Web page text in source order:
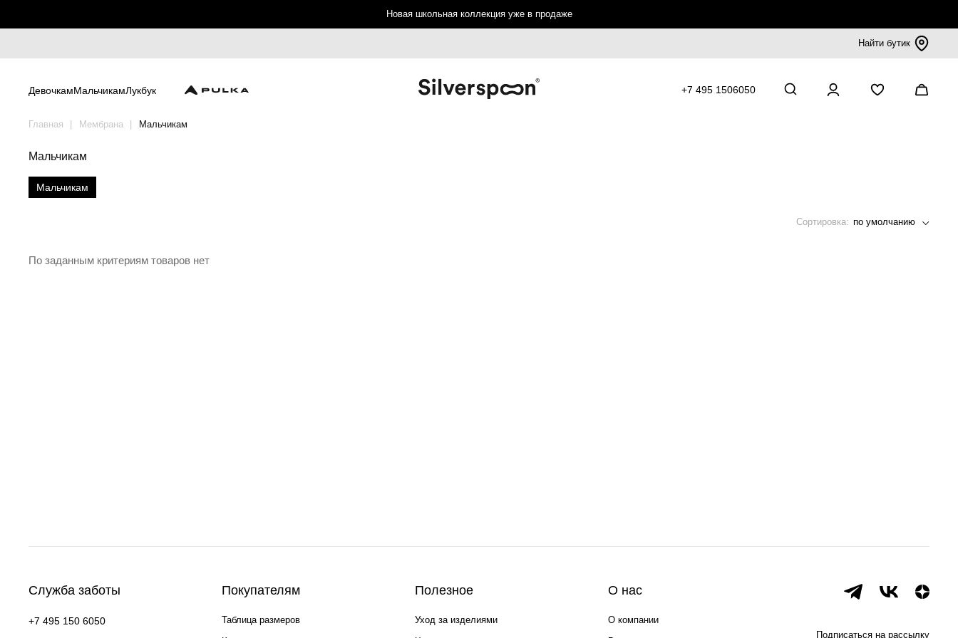
Новая школьная коллекция уже в продаже
Найти бутик
ДевочкамМальчикамЛукбук +7 495 1506050
Главная Мембрана Мальчикам
Мальчикам
Мальчикам
Сортировка: по умолчанию
По заданным критериям товаров нет
Служба заботы
+7 495 150 6050
Покупателям
Таблица размеров
Полезное
Уход за изделиями
О нас
О компании
Подписаться на рассылку